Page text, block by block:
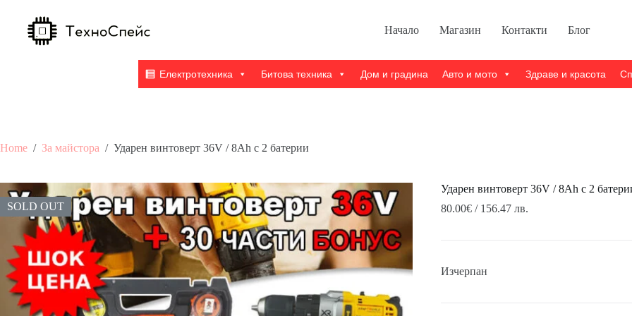
content
Начало Магазин Контакти Блог
Електротехника Битова техника Дом и градина Авто и мото Здраве и красота
Home / За майстора / Ударен винтоверт 36V / 8Ah с 2 батерии
SOLD OUT
Ударен винтоверт 36V / 8Ah с 2
80.00€/ 156.47 лв.
Изчерпан